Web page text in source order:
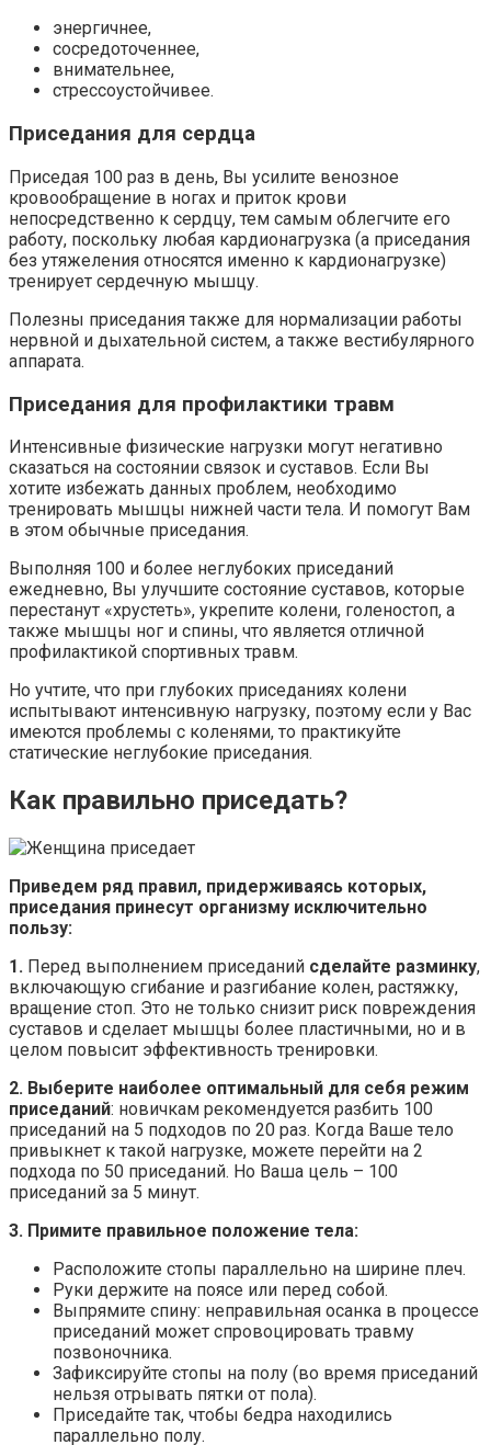
энергичнее,
сосредоточеннее,
внимательнее,
стрессоустойчивее.
Приседания для сердца
Приседая 100 раз в день, Вы усилите венозное
кровообращение в ногах и приток крови
непосредственно к сердцу, тем самым облегчите его
работу, поскольку любая кардионагрузка (а приседания
без утяжеления относятся именно к кардионагрузке)
тренирует сердечную мышцу.
Полезны приседания также для нормализации работы
нервной и дыхательной систем, а также вестибулярного
аппарата.
Приседания для профилактики травм
Интенсивные физические нагрузки могут негативно
сказаться на состоянии связок и суставов. Если Вы
хотите избежать данных проблем, необходимо
тренировать мышцы нижней части тела. И помогут Вам
в этом обычные приседания.
Выполняя 100 и более неглубоких приседаний
ежедневно, Вы улучшите состояние суставов, которые
перестанут «хрустеть», укрепите колени, голеностоп, а
также мышцы ног и спины, что является отличной
профилактикой спортивных травм.
Но учтите, что при глубоких приседаниях колени
испытывают интенсивную нагрузку, поэтому если у Вас
имеются проблемы с коленями, то практикуйте
статические неглубокие приседания.
Как правильно приседать?
Приведем ряд правил, придерживаясь которых,
приседания принесут организму исключительно
пользу:
1. Перед выполнением приседаний сделайте разминку,
включающую сгибание и разгибание колен, растяжку,
вращение стоп. Это не только снизит риск повреждения
суставов и сделает мышцы более пластичными, но и в
целом повысит эффективность тренировки.
2. Выберите наиболее оптимальный для себя режим
приседаний: новичкам рекомендуется разбить 100
приседаний на 5 подходов по 20 раз. Когда Ваше тело
привыкнет к такой нагрузке, можете перейти на 2
подхода по 50 приседаний. Но Ваша цель – 100
приседаний за 5 минут.
3. Примите правильное положение тела:
Расположите стопы параллельно на ширине плеч.
Руки держите на поясе или перед собой.
Выпрямите спину: неправильная осанка в процессе
приседаний может спровоцировать травму
позвоночника.
Зафиксируйте стопы на полу (во время приседаний
нельзя отрывать пятки от пола).
Приседайте так, чтобы бедра находились
параллельно полу.